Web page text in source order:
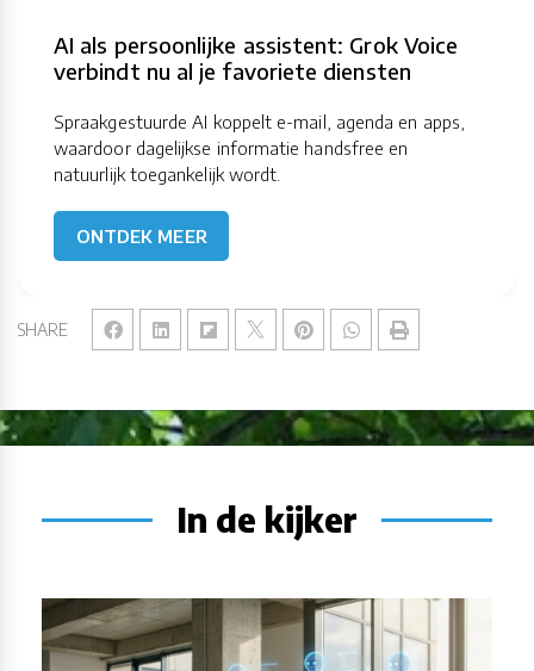
SHARE
AI als persoonlijke assistent: Grok Voice
verbindt nu al je favoriete diensten
Spraakgestuurde AI koppelt e-mail, agenda en apps,
waardoor dagelijkse informatie handsfree en
natuurlijk toegankelijk wordt.
ONTDEK MEER
In de kijker